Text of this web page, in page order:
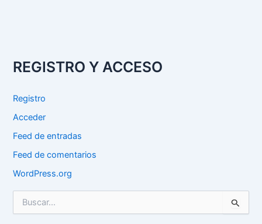
REGISTRO Y ACCESO
Registro
Acceder
Feed de entradas
Feed de comentarios
WordPress.org